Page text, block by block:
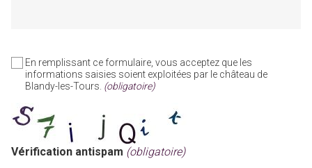
En remplissant ce formulaire, vous acceptez que les
informations saisies soient exploitées par le château de
Blandy-les-Tours. (obligatoire)
Vérification antispam (obligatoire)